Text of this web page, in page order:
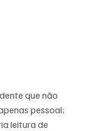
que não
pessoal;
leitura de